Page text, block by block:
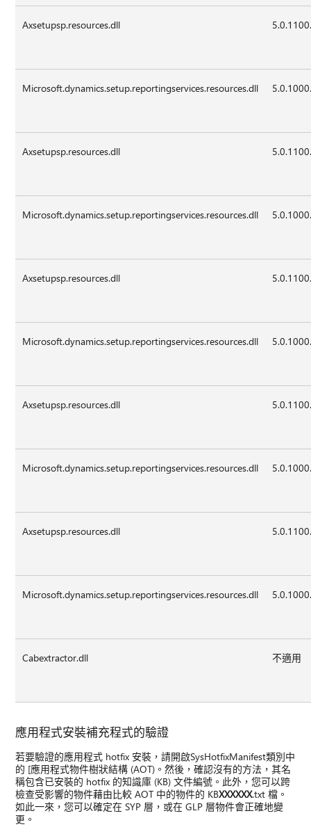
Axsetupsp.resources.dll
Microsoft.dynamics.setup.reportingservices.resources.dll
Axsetupsp.resources.dll
Microsoft.dynamics.setup.reportingservices.resources.dll
Axsetupsp.resources.dll
Microsoft.dynamics.setup.reportingservices.resources.dll
Axsetupsp.resources.dll
Microsoft.dynamics.setup.reportingservices.resources.dll
Axsetupsp.resources.dll
Microsoft.dynamics.setup.reportingservices.resources.dll
Cabextractor.dll 不適用
應用程式安裝補充程式的驗證
若要驗證的應用程式 hotfix 安裝，請開啟SysHotfixManifest類別中
的 [應用程式物件樹狀結構 (AOT)。然後，確認沒有的方法，其名
稱包含已安裝的 hotfix 的知識庫 (KB) 文件編號。此外，您可以跨
檢查受影響的物件藉由比較 AOT 中的物件的 KBXXXXXX.txt 檔。
如此一來，您可以確定在 SYP 層，或在 GLP 層物件會正確地變
更。